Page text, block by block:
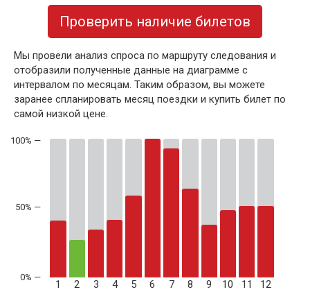
Проверить наличие билетов
Мы провели анализ спроса по маршруту следования и
отобразили полученные данные на диаграмме с
интервалом по месяцам. Таким образом, вы можете
заранее спланировать месяц поездки и купить билет по
самой низкой цене.
50% —
1 2 3 4 5 6 7 8 9 10 11 12